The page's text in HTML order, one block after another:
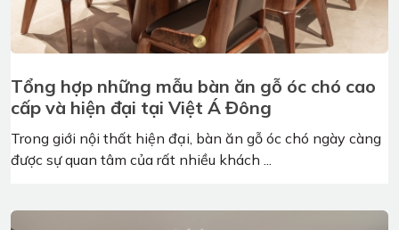
Sofa gỗ óc chó - Xu hướng nội thất ưa
chuộng nhất 2026
Sofa gỗ óc chó là một sản phẩm nội thất độc đáo và
sang trọng được giới thượng lưu ưa chuộng ...